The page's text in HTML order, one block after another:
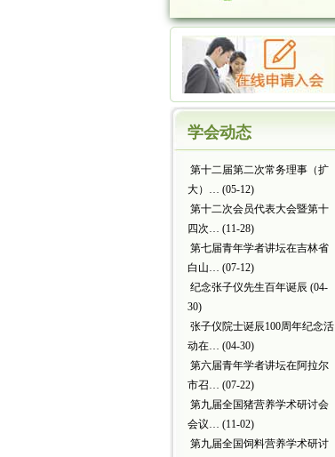
学会动态
第十二届第二次常务理事（扩
大）… (05-12)
第十二次会员代表大会暨第十
四次… (11-28)
第七届青年学者讲坛在吉林省
白山… (07-12)
纪念张子仪先生百年诞辰 (04-
30)
张子仪院士诞辰100周年纪念活
动在… (04-30)
第六届青年学者讲坛在阿拉尔
市召… (07-22)
第九届全国猪营养学术研讨会
会议… (11-02)
第九届全国饲料营养学术研讨